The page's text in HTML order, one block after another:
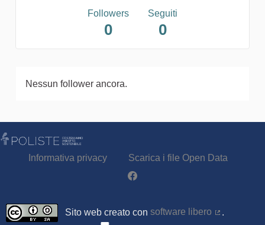
Followers
0
Seguiti
0
Nessun follower ancora.
Informativa privacy
Scarica i file Open Data
Partecipa - Poliste su Facebook
Sito web creato con software libero
.